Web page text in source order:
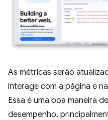
As métricas serão
interage com a página e
Essa é uma boa maneira
desempenho,